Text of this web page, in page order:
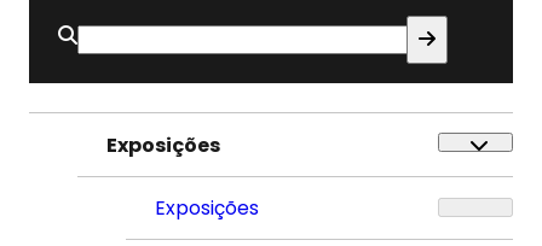
Buscar
por:
Exposições
Exposições